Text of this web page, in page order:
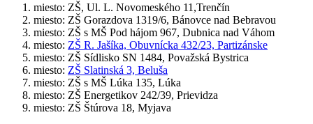
miesto: ZŠ, Ul. L. Novomeského 11,Trenčín
miesto: ZŠ Gorazdova 1319/6, Bánovce nad Bebravou
miesto: ZŠ s MŠ Pod hájom 967, Dubnica nad Váhom
miesto: ZŠ R. Jašíka, Obuvnícka 432/23, Partizánske
miesto: ZŠ Sídlisko SN 1484, Považská Bystrica
miesto: ZŠ Slatinská 3, Beluša
miesto: ZŠ s MŠ Lúka 135, Lúka
miesto: ZŠ Energetikov 242/39, Prievidza
miesto: ZŠ Štúrova 18, Myjava